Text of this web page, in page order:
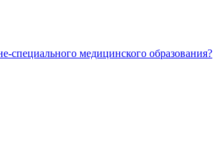
медицинского образования?